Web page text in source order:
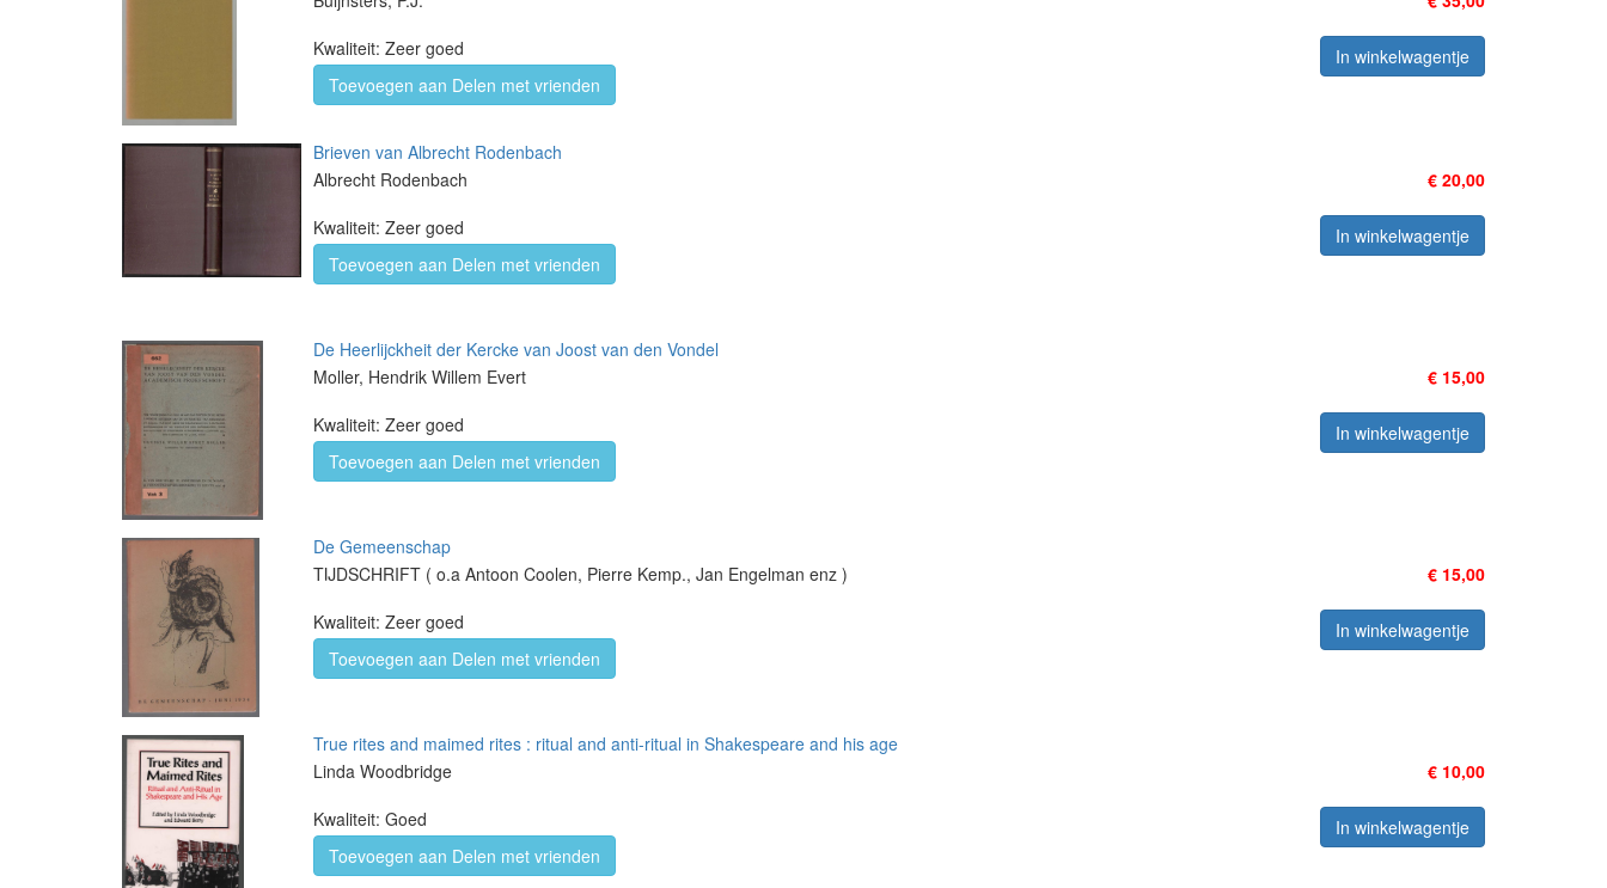
Kwaliteit: Zeer goed
In winkelwagentje
Toevoegen aan Delen met vrienden
Brieven van Albrecht Rodenbach
Albrecht Rodenbach
€ 20,00
Kwaliteit: Zeer goed
In winkelwagentje
Toevoegen aan Delen met vrienden
De Heerlijckheit der Kercke van Joost van den Vondel
Moller, Hendrik Willem Evert
€ 15,00
Kwaliteit: Zeer goed
In winkelwagentje
Toevoegen aan Delen met vrienden
De Gemeenschap
TIJDSCHRIFT ( o.a Antoon Coolen, Pierre Kemp., Jan Engelman enz )
€ 15,00
Kwaliteit: Zeer goed
In winkelwagentje
Toevoegen aan Delen met vrienden
True rites and maimed rites : ritual and anti-ritual in Shakespeare and his age
Linda Woodbridge
€ 10,00
Kwaliteit: Goed
In winkelwagentje
Toevoegen aan Delen met vrienden